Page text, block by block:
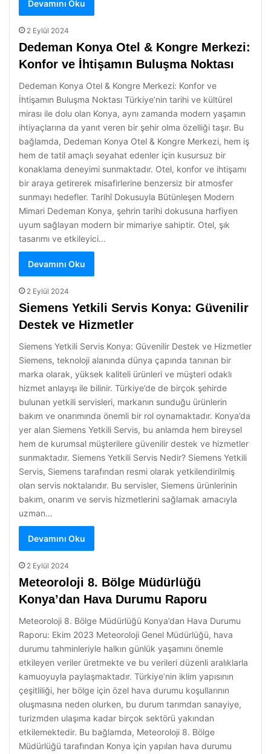
Devamını Oku
2 Eylül 2024
Dedeman Konya Otel & Kongre Merkezi:
Konfor ve İhtişamın Buluşma Noktası
Dedeman Konya Otel & Kongre Merkezi: Konfor ve
İhtişamın Buluşma Noktası Türkiye’nin tarihi ve kültürel
mirası ile dolu olan Konya, aynı zamanda modern yaşamın
ihtiyaçlarına da yanıt veren bir şehir olma özelliği taşır. Bu
bağlamda, Dedeman Konya Otel & Kongre Merkezi, hem iş
hem de tatil amaçlı seyahat edenler için kusursuz bir
konaklama deneyimi sunmaktadır. Otel, konfor ve ihtişamı
bir araya getirerek misafirlerine benzersiz bir atmosfer
sunmayı hedefler. Tarihî Dokusuyla Bütünleşen Modern
Mimari Dedeman Konya, şehrin tarihi dokusuna harfiyen
uyum sağlayan modern bir mimariye sahiptir. Otel, şık
tasarımı ve etkileyici…
Devamını Oku
2 Eylül 2024
Siemens Yetkili Servis Konya: Güvenilir
Destek ve Hizmetler
Siemens Yetkili Servis Konya: Güvenilir Destek ve Hizmetler
Siemens, teknoloji alanında dünya çapında tanınan bir
marka olarak, yüksek kaliteli ürünleri ve müşteri odaklı
hizmet anlayışı ile bilinir. Türkiye’de de birçok şehirde
bulunan yetkili servisleri, markanın sunduğu ürünlerin
bakım ve onarımında önemli bir rol oynamaktadır. Konya’da
yer alan Siemens Yetkili Servis, bu anlamda hem bireysel
hem de kurumsal müşterilere güvenilir destek ve hizmetler
sunmaktadır. Siemens Yetkili Servis Nedir? Siemens Yetkili
Servis, Siemens tarafından resmi olarak yetkilendirilmiş
olan servis noktalarıdır. Bu servisler, Siemens ürünlerinin
bakım, onarım ve servis hizmetlerini sağlamak amacıyla
uzman…
Devamını Oku
2 Eylül 2024
Meteoroloji 8. Bölge Müdürlüğü
Konya’dan Hava Durumu Raporu
Meteoroloji 8. Bölge Müdürlüğü Konya’dan Hava Durumu
Raporu: Ekim 2023 Meteoroloji Genel Müdürlüğü, hava
durumu tahminleriyle halkın günlük yaşamını önemle
etkileyen veriler üretmekte ve bu verileri düzenli aralıklarla
kamuoyuyla paylaşmaktadır. Türkiye’nin iklim yapısının
çeşitliliği, her bölge için özel hava durumu koşullarının
oluşmasına neden olurken, bu durum tarımdan sanayiye,
turizmden ulaşıma kadar birçok sektörü yakından
etkilemektedir. Bu bağlamda, Meteoroloji 8. Bölge
Müdürlüğü tarafından Konya için yapılan hava durumu